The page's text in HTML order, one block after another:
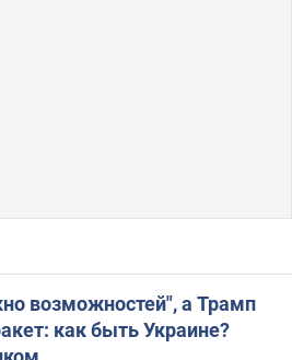
возможностей", а Трамп
как быть Украине?